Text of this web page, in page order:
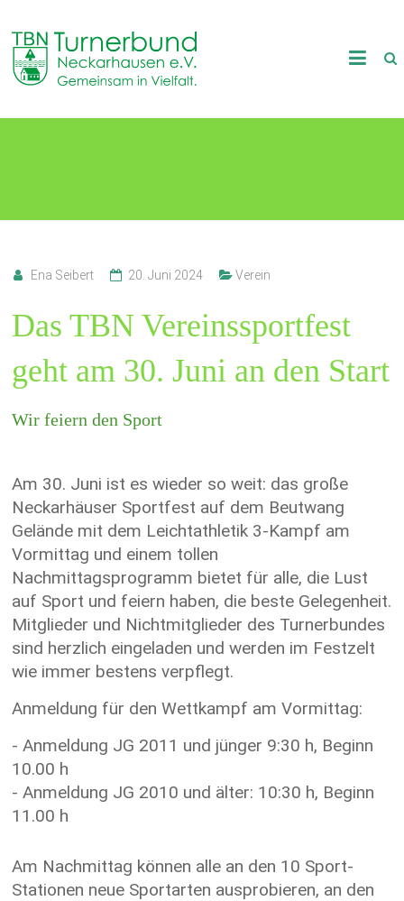
content
TB
Neckarhausen
in
Ena Seibert 20. Juni 2024 Verein
Das TBN Vereinssportfest
geht am 30. Juni an den Start
Wir feiern den Sport
Am 30. Juni ist es wieder so weit: das große
Neckarhäuser Sportfest auf dem Beutwang
Gelände mit dem Leichtathletik 3-Kampf am
Vormittag und einem tollen
Nachmittagsprogramm bietet für alle, die Lust
auf Sport und feiern haben, die beste Gelegenheit.
Mitglieder und Nichtmitglieder des Turnerbundes
sind herzlich eingeladen und werden im Festzelt
wie immer bestens verpflegt.
Anmeldung für den Wettkampf am Vormittag:
- Anmeldung JG 2011 und jünger 9:30 h, Beginn
10.00 h
- Anmeldung JG 2010 und älter: 10:30 h, Beginn
11.00 h
Am Nachmittag können alle an den 10 Sport-
Stationen neue Sportarten ausprobieren, an den